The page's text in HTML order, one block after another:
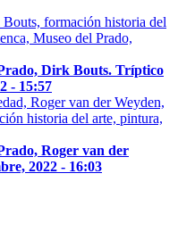
Dirk Bouts. Tríptico
- 15:57
Roger van der
2022 - 16:03